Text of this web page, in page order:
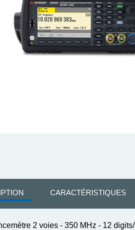
CARACTÉRISTIQUES
2 voies - 350 MHz - 12